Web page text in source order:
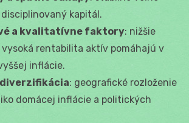
kapitál.
a kvalitatívne faktory: nižšie
rentabilita aktív pomáhajú v
inflácie.
diverzifikácia: geografické rozloženie
domácej inflácie a politických